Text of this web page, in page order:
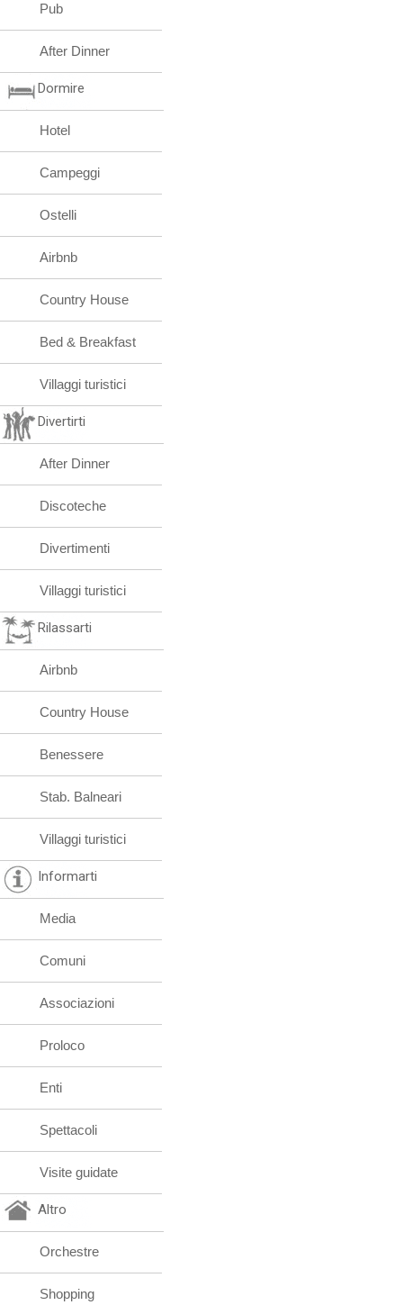
Pub
After Dinner
Dormire
Hotel
Campeggi
Ostelli
Airbnb
Country House
Bed & Breakfast
Villaggi turistici
Divertirti
After Dinner
Discoteche
Divertimenti
Villaggi turistici
Rilassarti
Airbnb
Country House
Benessere
Stab. Balneari
Villaggi turistici
Informarti
Media
Comuni
Associazioni
Proloco
Enti
Spettacoli
Visite guidate
Altro
Orchestre
Shopping